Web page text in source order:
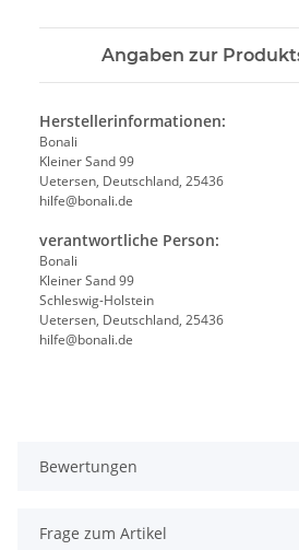
Angaben zur
Herstellerinformationen:
Bonali
Kleiner Sand 99
Uetersen, Deutschland, 25436
hilfe@bonali.de
verantwortliche Person:
Bonali
Kleiner Sand 99
Schleswig-Holstein
Uetersen, Deutschland, 25436
hilfe@bonali.de
Bewertungen
Frage zum Artikel